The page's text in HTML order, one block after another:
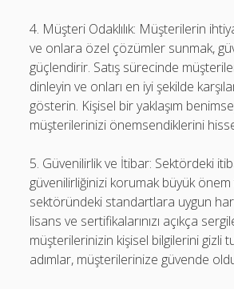
4. Müşteri Odaklılık: Müşterilerin
ve onlara özel çözümler sunmak,
güçlendirir. Satış sürecinde
dinleyin ve onları en iyi şekilde
gösterin. Kişisel bir yaklaşım
müşterilerinizi önemsendiklerini
5. Güvenilirlik ve İtibar: Sektördeki
güvenilirliğinizi korumak büyük önem
sektöründeki standartlara uygun
lisans ve sertifikalarınızı açıkça
müşterilerinizin kişisel bilgilerini gizli
adımlar, müşterilerinize güvende